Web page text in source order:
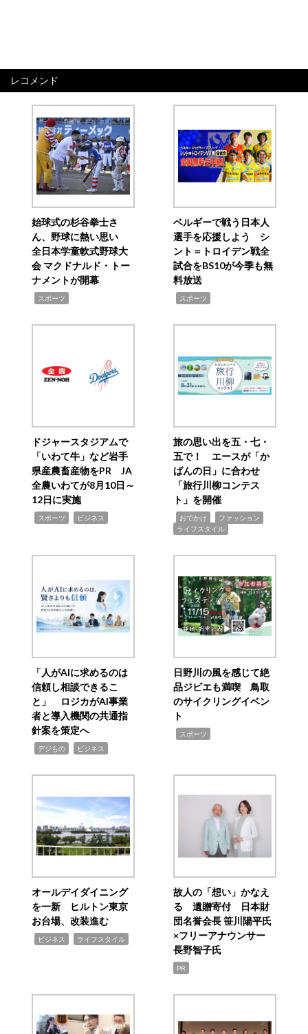
レコメンド
始球式の杉谷拳士さ
ん、野球に熱い思い
全日本学童軟式野球大
会 マクドナルド・トー
ナメントが開幕
スポーツ
ベルギーで戦う日本人
選手を応援しよう シ
ント＝トロイデン戦全
試合をBS10が今季も無
料放送
スポーツ
ドジャースタジアムで
「いわて牛」など岩手
県産農畜産物をPR JA
全農いわてが8月10日～
12日に実施
スポーツ ビジネス
旅の思い出を五・七・
五で！ エースが「か
ばんの日」に合わせ
「旅行川柳コンテス
ト」を開催
おでかけ ファッション
ライフスタイル
「人がAIに求めるのは
信頼し相談できるこ
と」 ロジカがAI事業
者と導入機関の共通指
針案を策定へ
デジもの ビジネス
日野川の風を感じて絶
品ジビエも満喫 鳥取
のサイクリングイベン
ト
スポーツ
オールデイダイニング
を一新 ヒルトン東京
お台場、改装進む
ビジネス ライフスタイル
故人の「想い」かなえ
る 遺贈寄付 日本財
団名誉会長 笹川陽平氏
×フリーアナウンサー
長野智子氏
PR